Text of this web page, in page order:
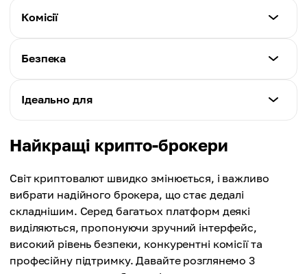
книгу ордерів
Криптобіржа
ордерах
Крипто-брокер
Потрібне розуміння ринкових ордерів
Комісії
Крипто-брокер
Криптобіржа
Безпека
Крипто-брокер
Користувач відповідає за безпеку та кошти
Ідеально для
Початківців, користувачів, які шукають зручності
Криптобіржа
Досвідчених трейдерів, тих, хто шукає нижчі
комісії
Найкращі крипто-брокери
Світ криптовалют швидко змінюється, і важливо
вибрати надійного брокера, що стає дедалі
складнішим. Серед багатьох платформ деякі
виділяються, пропонуючи зручний інтерфейс,
високий рівень безпеки, конкурентні комісії та
професійну підтримку. Давайте розглянемо 3